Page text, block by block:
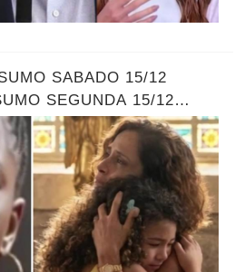
SABADO 15/12
SEGUNDA 15/12
- LEONA DESCOBRE